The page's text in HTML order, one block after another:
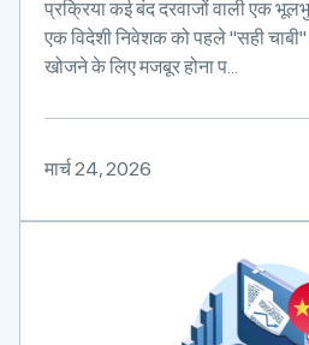
प्रक्रिया कई बंद दरवाजों वाली एक
एक विदेशी निवेशक को पहले "सही
खोजने के लिए मजबूर होना प...
मार्च 24, 2026